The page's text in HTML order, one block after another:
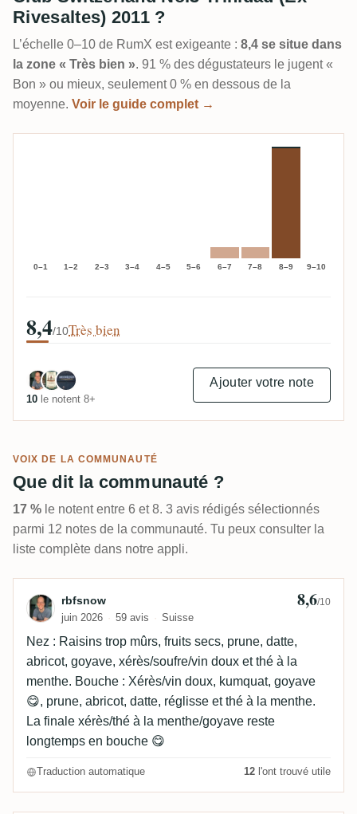
Rivesaltes) 2011 ?
L’échelle 0–10 de RumX est exigeante : 8,4 se situe dans
la zone « Très bien ». 91 % des dégustateurs le jugent «
Bon » ou mieux, seulement 0 % en dessous de la
moyenne. Voir le guide complet →
0–1 1–2 2–3 3–4 4–5 5–6 6–7 7–8 8–9 9–10
8,4/10Très bien
10 le notent 8+
Ajouter votre note
VOIX DE LA COMMUNAUTÉ
Que dit la communauté ?
17 % le notent entre 6 et 8. 3 avis rédigés sélectionnés
parmi 12 notes de la communauté. Tu peux consulter la
liste complète dans notre appli.
Avis de rbfsnow
rbfsnow
juin 2026 59 avis Suisse
8,6/10
Nez : Raisins trop mûrs, fruits secs, prune, datte,
abricot, goyave, xérès/soufre/vin doux et thé à la
menthe. Bouche : Xérès/vin doux, kumquat, goyave
😋, prune, abricot, datte, réglisse et thé à la menthe.
La finale xérès/thé à la menthe/goyave reste
longtemps en bouche 😋
Traduction automatique 12 l'ont trouvé utile